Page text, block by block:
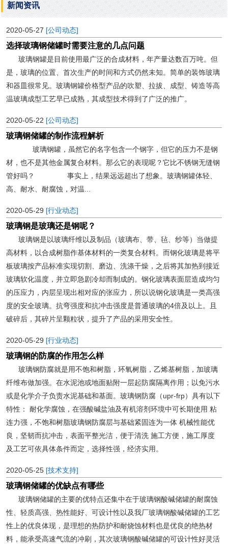
新闻资讯
2020-05-27 [公司动态]
选择玻璃钢储罐时需要注意的几点问题
玻璃钢罐是目前使用最广泛的合成材料，年产量达数百万吨。但
是，玻璃的位置、首次生产的时间和方式仍然未知。简单的装饰玻璃
和器皿很常见。玻璃钢罐价格型产品的吹塑、拉拔、成型、铸造等高
温玻璃成型工艺早已成熟，其成型技术得到了广泛的推广。
2020-05-22 [公司动态]
玻璃钢储罐的制作流程解析
玻璃钢罐，虽然它的名字包含一个钢字，但它的压力不是钢
材，也不是其他金属复合材料。那么它的表现呢？它比不锈钢无缝钢
管好吗？ 事实上，结果远远超出了想象。玻璃钢罐体轻、
高、耐水、耐腐蚀，对温...
2020-05-29 [行业动态]
玻璃钢是玻璃还是钢呢？
玻璃钢是以玻璃纤维以及制品（玻璃布、带、毡、纱等）当做提
高材料，以合成树脂作基体材料的一类复合材料。而钢化玻璃是将平
板玻璃按产品标准实现切割、磨边、洗涤干燥，之后将其加热到接近
玻璃软化温度，并立即急剧冷却而制成的。钢化玻璃表面层造成均匀
的压应力，内层呈现出相对应的张应力，所以说钢化玻璃是一类高强
度的安全玻璃。抗弯强度和抗冲击强度是普通玻璃的4倍及以上。且
破碎后，其碎片呈颗粒状，提升了产品的采用安全性。
2020-05-29 [行业动态]
玻璃钢的防腐的作用怎么样
玻璃钢防腐就是用不饱和树脂，环氧树脂，乙烯基树脂，加玻璃
纤维布做加强。在水泥池或地面贴附一层起防腐隔离作用；以免污水
或是化学介子负责水泥基础和基面。玻璃钢防腐（upr-frp）具有以下
特性： 耐化学腐蚀，在强酸碱盐油及有机溶剂环境中可长期使用 粘
连力强，不饱和树脂玻璃钢防腐层与基础紧固连为一体 机械性能优
良，坚韧而抗冲击，表面平整光洁，便于清洗 施工方便，施工厚度
及工艺可依具体条件而定，选择性强，经济实用。
2020-05-25 [技术支持]
玻璃钢储罐的优缺点有哪些
玻璃钢储罐的主要的优特点还集中在于玻璃钢酸碱储罐的耐腐蚀
性、轻质高强、热性能好、可设计性以及我厂玻璃钢酸碱储罐的工艺
性上的优良体现，是理想的热防护和耐烧蚀材料也是优良的绝热材
料，能承受高速气流的冲刷，其次玻璃钢酸碱储罐的可设计性好灵活